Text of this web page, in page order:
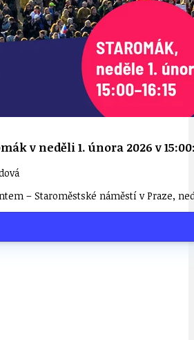
v neděli 1. února 2026 v 15:00:
– Staroměstské náměstí v Praze,